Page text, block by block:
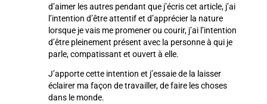
d’aimer les autres pendant que j’écris cet article, j’ai
l’intention d’être attentif et d’apprécier la nature
lorsque je vais me promener ou courir, j’ai l’intention
d’être pleinement présent avec la personne à qui je
parle, compatissant et ouvert à elle.
J’apporte cette intention et j’essaie de la laisser
éclairer ma façon de travailler, de faire les choses
dans le monde.